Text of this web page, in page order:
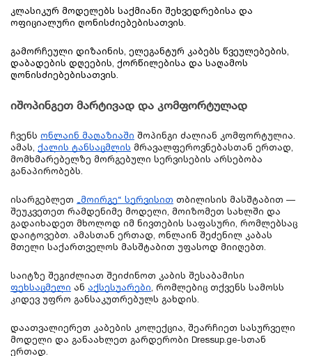
კლასიკურ მოდელებს საქმიანი შეხვედრებისა და
ოფიციალური ღონისძიებებისათვის.
გამორჩეული დიზაინის, ელეგანტურ კაბებს წვეულებების,
დაბადების დღეების, ქორწილებისა და საღამოს
ღონისძიებებისათვის.
იშოპინგეთ მარტივად და კომფორტულად
ჩვენს ონლაინ მაღაზიაში შოპინგი ძალიან კომფორტულია.
ამას, ქალის ტანსაცმლის მრავალფეროვნებასთან ერთად,
მომხმარებელზე მორგებული სერვისების არსებობა
განაპირობებს.
⁠ისარგებლეთ „მოირგე“ სერვისით თბილისის მასშტაბით —
შეუკვეთეთ რამდენიმე მოდელი, მოიზომეთ სახლში და
გადაიხადეთ მხოლოდ იმ ნივთების საფასური, რომლებსაც
დაიტოვებთ. ამასთან ერთად, ონლაინ შეძენილ კაბას
მთელი საქართველოს მასშტაბით უფასოდ მიიღებთ.
საიტზე შეგიძლიათ შეიძინოთ კაბის შესაბამისი
ფეხსაცმელი ან აქსესუარები, რომლებიც თქვენს სამოსს
კიდევ უფრო განსაკუთრებულს გახდის.
დაათვალიერეთ კაბების კოლექცია, შეარჩიეთ სასურველი
მოდელი და განაახლეთ გარდერობი Dressup.ge-სთან
ერთად.